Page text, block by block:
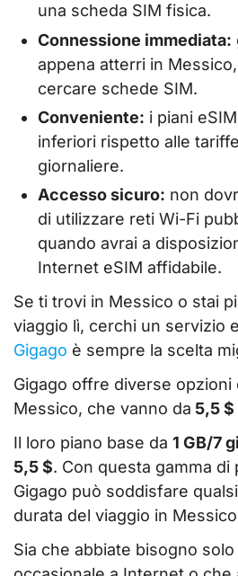
una scheda SIM fisica.
Connessione immediata:
appena atterri in
cercare schede SIM.
Conveniente: i piani
inferiori rispetto alle
giornaliere.
Accesso sicuro: non
di utilizzare reti Wi-Fi
quando avrai a
Internet eSIM affidabile.
Se ti trovi in Messico o stai
viaggio lì, cerchi un servizio
Gigago è sempre la scelta
Gigago offre diverse opzioni
Messico, che vanno da 5,5
Il loro piano base da 1 GB/7
5,5 $. Con questa gamma di
Gigago può soddisfare
durata del viaggio in
Sia che abbiate bisogno